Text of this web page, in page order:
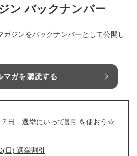
ン バックナンバー
ジンをバックナンバーとして公開し
マガを購読する
日 選挙にいって割引を使おう☆
日) 選挙割引